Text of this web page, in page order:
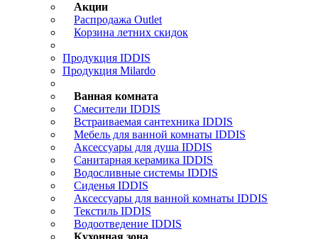
Акции
Распродажа Outlet
Корзина летних скидок
Продукция IDDIS
Продукция Milardo
Ванная комната
Смесители IDDIS
Встраиваемая сантехника IDDIS
Мебель для ванной комнаты IDDIS
Аксессуары для душа IDDIS
Санитарная керамика IDDIS
Водосливные системы IDDIS
Сиденья IDDIS
Аксессуары для ванной комнаты IDDIS
Текстиль IDDIS
Водоотведение IDDIS